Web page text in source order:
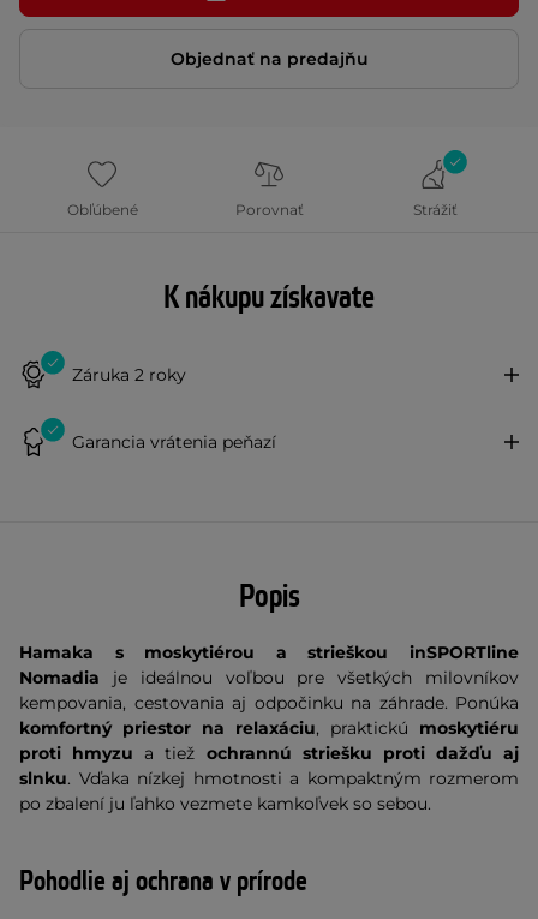
Objednať na predajňu
Obľúbené Porovnať Strážiť
K nákupu získavate
Záruka 2 roky
Garancia vrátenia peňazí
Popis
Hamaka s moskytiérou a strieškou inSPORTline
Nomadia je ideálnou voľbou pre všetkých milovníkov
kempovania, cestovania aj odpočinku na záhrade. Ponúka
komfortný priestor na relaxáciu, praktickú moskytiéru
proti hmyzu a tiež ochrannú striešku proti dažďu aj
slnku. Vďaka nízkej hmotnosti a kompaktným rozmerom
po zbalení ju ľahko vezmete kamkoľvek so sebou.
Pohodlie aj ochrana v prírode